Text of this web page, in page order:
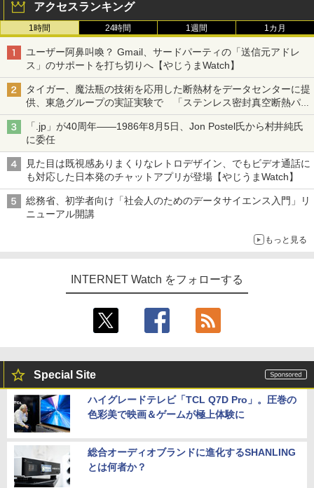
アクセスランキング
1時間 24時間 1週間 1カ月
ユーザー阿鼻叫喚？ Gmail、サードパーティの「送信元アドレ
ス」のサポートを打ち切りへ【やじうまWatch】
タイガー、魔法瓶の技術を応用した断熱材をデータセンターに提
供、東急グループの実証実験で 「ステンレス密封真空断熱パネ
ル TIVIP」
「.jp」が40周年――1986年8月5日、Jon Postel氏から村井純氏
に委任
見た目は既視感ありまくりなレトロデザイン、でもビデオ通話に
も対応した日本発のチャットアプリが登場【やじうまWatch】
総務省、初学者向け「社会人のためのデータサイエンス入門」リ
ニューアル開講
もっと見る
INTERNET Watch をフォローする
Special Site
ハイグレードテレビ「TCL Q7D Pro」。圧巻の
色彩美で映画＆ゲームが極上体験に
総合オーディオブランドに進化するSHANLING
とは何者か？